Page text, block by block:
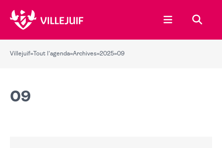
Ouvrir le
Villejuif» Tout l'agenda»Archives»2025»09
09